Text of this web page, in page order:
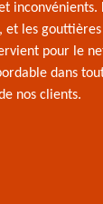
et les
pour le
dans
nos clients.